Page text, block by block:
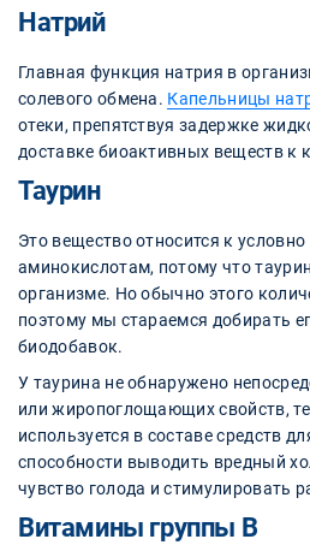
Натрий
Главная функция натрия в
солевого обмена. Капельницы
отеки, препятствуя задержке
доставке биоактивных веществ к
Таурин
Это вещество относится к
аминокислотам, потому что
организме. Но обычно этого
поэтому мы стараемся добирать
биодобавок.
У таурина не обнаружено
или жиропоглощающих свойств,
используется в составе средств
способности выводить вредный
чувство голода и стимулировать
Витамины группы В